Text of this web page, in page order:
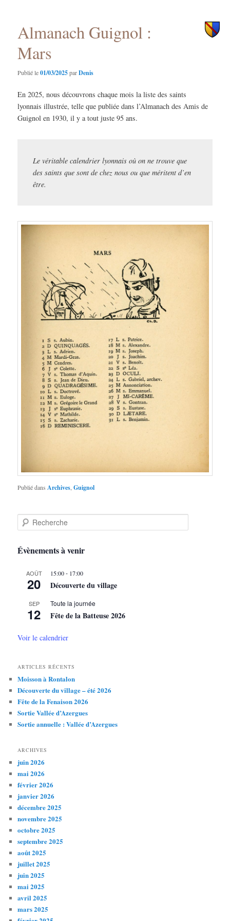
Almanach Guignol :
Mars
Publié le01/03/2025parDenis
En 2025, nous découvrons chaque mois la liste des saints
lyonnais illustrée, telle que publiée dans l’Almanach des Amis de
Guignol en 1930, il y a tout juste 95 ans.
Le véritable calendrier lyonnais où on ne trouve que
des saints que sont de chez nous ou que méritent d’en
être.
Publié dans Archives ,Guignol
e
h
Évènements à venir
AOÛT
20
15:00- 17:00
Découverte du village
SEP
12
Toute la journée
Fête de la Batteuse 2026
Voir le calendrier
ARTICLES RÉCENTS
Moisson à Rontalon
Découverte du village – été 2026
Fête de la Fenaison 2026
Sortie Vallée d’Azergues
Sortie annuelle : Vallée d’Azergues
ARCHIVES
juin 2026
mai 2026
février 2026
janvier 2026
décembre 2025
novembre 2025
octobre 2025
septembre 2025
août 2025
juillet 2025
juin 2025
mai 2025
avril 2025
mars 2025